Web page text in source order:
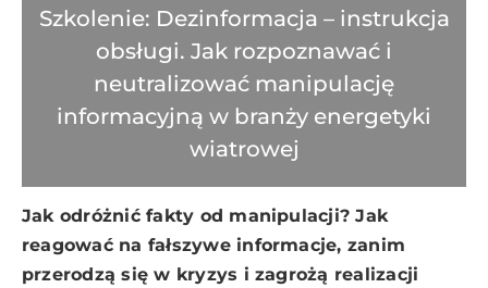
Szkolenie: Dezinformacja – instrukcja
obsługi. Jak rozpoznawać i
neutralizować manipulację
informacyjną w branży energetyki
wiatrowej
Jak odróżnić fakty od manipulacji? Jak
reagować na fałszywe informacje, zanim
przerodzą się w kryzys i zagrożą realizacji